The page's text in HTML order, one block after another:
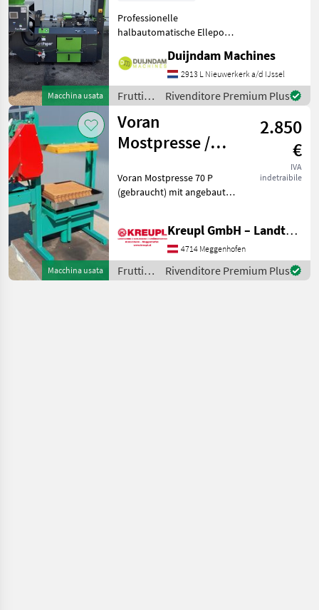
Macchina usata
Professionelle
halbautomatische Ellepot
Papiertopfmaschine mit 4
Produktionslinien, Baujahr
2020.Die Maschine befindet
sich in gutem Zustand und
wurde nur
Duijndam Machines
2913 L Nieuwerkerk a/d IJssel
Frutticoltura
/
Sonstige
Rivenditore Premium Plus
Macchina usata
Voran
Mostpresse /
2.850
€
IVA
indetraibile
Voran Mostpresse 70 P
(gebraucht) mit angebauter
angebauter Mühle! Mit
Presstücher und
Presseinlagen! Ölwechse
Kreupl GmbH – Landtechnik – Schlosserei – Anhänger
4714 Meggenhofen
Frutticoltura
/ Voran
Rivenditore Premium Plus